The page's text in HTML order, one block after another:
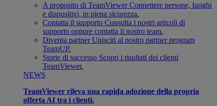
A proposito di TeamViewer Connettere persone, luoghi
e dispositivi, in piena sicurezza.
Contatta il supporto Consulta i nostri articoli di
supporto oppure contatta il nostro team.
Diventa partner Unisciti al nostro partner program
TeamUP.
Storie di successo Scopri i risultati dei clienti
TeamViewer.
NEWS
TeamViewer rileva una rapida adozione della propria
offerta AI tra i clienti.